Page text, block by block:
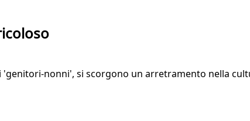
nonni', si scorgono un arretramento nella